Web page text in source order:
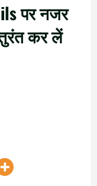
पर नजर
कर लें